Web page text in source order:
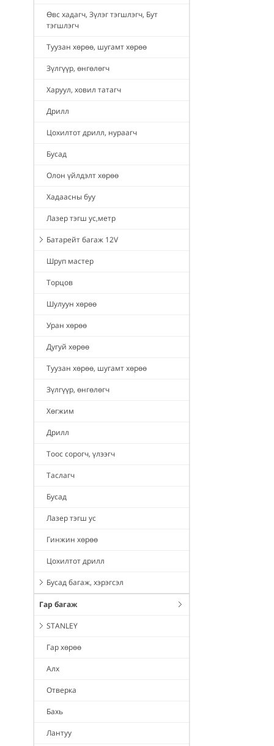
Өвс хадагч, Зүлэг тэгшлэгч, Бут
тэгшлэгч
Туузан хөрөө, шугамт хөрөө
Зүлгүүр, өнгөлөгч
Харуул, ховил татагч
Дрилл
Цохилтот дрилл, нураагч
Бусад
Олон үйлдэлт хөрөө
Хадаасны буу
Лазер тэгш ус,метр
Батарейт багаж 12V
Шруп мастер
Торцов
Шулуун хөрөө
Уран хөрөө
Дугуй хөрөө
Туузан хөрөө, шугамт хөрөө
Зүлгүүр, өнгөлөгч
Хөгжим
Дрилл
Тоос сорогч, үлээгч
Таслагч
Бусад
Лазер тэгш ус
Гинжин хөрөө
Цохилтот дрилл
Бусад багаж, хэрэгсэл
Гар багаж
STANLEY
Гар хөрөө
Алх
Отверка
Бахь
Лантуу